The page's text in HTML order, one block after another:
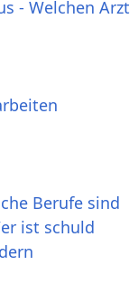
- Welchen Arzt
Berufe sind
ist schuld